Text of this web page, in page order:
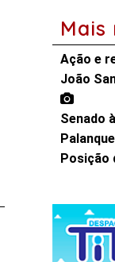
Mais
Ação e
João
Senado
Posição